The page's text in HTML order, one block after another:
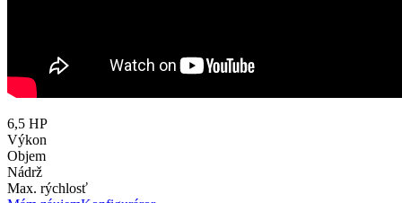
6,5 HP
Výkon
Objem
Nádrž
Max. rýchlosť